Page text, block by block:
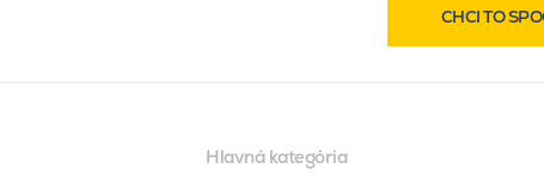
CHCI TO
Hlavná kategória